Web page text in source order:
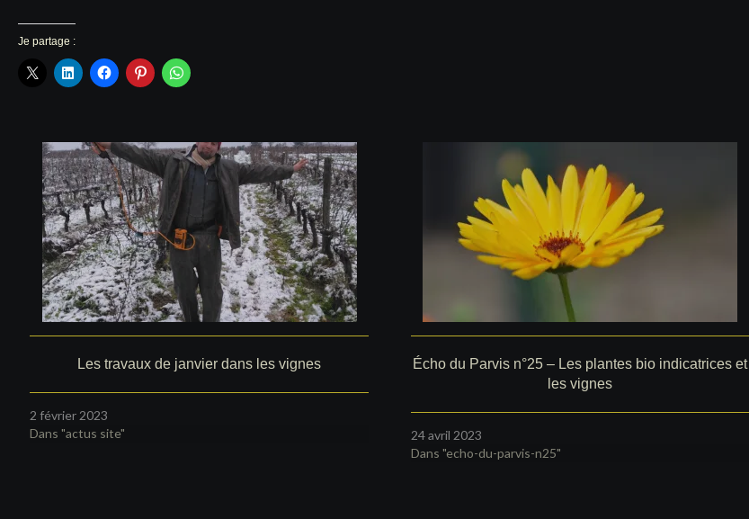
Je partage :
Les travaux de janvier dans les vignes
2 février 2023
Dans "actus site"
Écho du Parvis n°25 – Les plantes bio indicatrices et
les vignes
24 avril 2023
Dans "echo-du-parvis-n25"